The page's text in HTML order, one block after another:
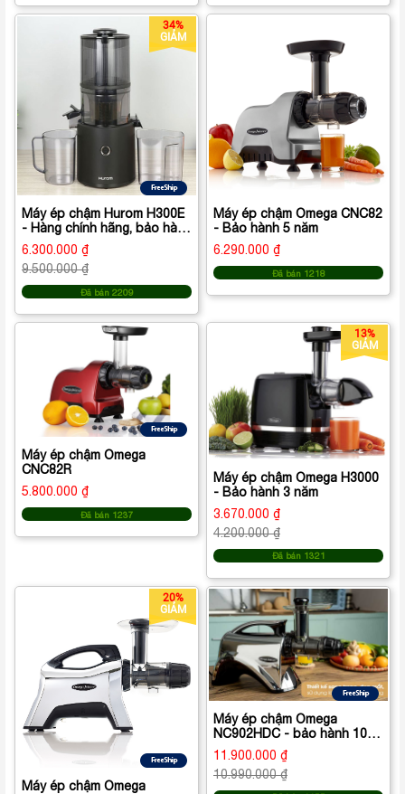
34%
GIẢM
Máy ép chậm Hurom H300E
- Hàng chính hãng, bảo hành
10 năm
6.300.000 ₫
9.500.000 ₫
Đã bán 2209
Máy ép chậm Omega CNC82
- Bảo hành 5 năm
6.290.000 ₫
Đã bán 1218
Máy ép chậm Omega
CNC82R
5.800.000 ₫
Đã bán 1237
13%
GIẢM
Máy ép chậm Omega H3000
- Bảo hành 3 năm
3.670.000 ₫
4.200.000 ₫
Đã bán 1321
20%
GIẢM
Máy ép chậm Omega
Máy ép chậm Omega
NC902HDC - bảo hành 10
năm
11.900.000 ₫
10.990.000 ₫